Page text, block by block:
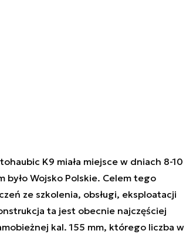
K9 miała miejsce w dniach 8-10
Wojsko Polskie. Celem tego
ze szkolenia, obsługi, eksploatacji
ta jest obecnie najczęściej
kal. 155 mm, którego liczba w